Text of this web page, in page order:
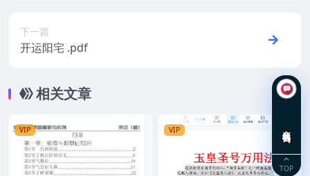
下一篇
开运阳宅 .pdf
相关文章
VIP VIP
TOP